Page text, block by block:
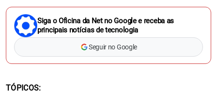
Siga o Oficina da Net no Google e receba as
principais notícias de tecnologia
Seguir no Google
TÓPICOS